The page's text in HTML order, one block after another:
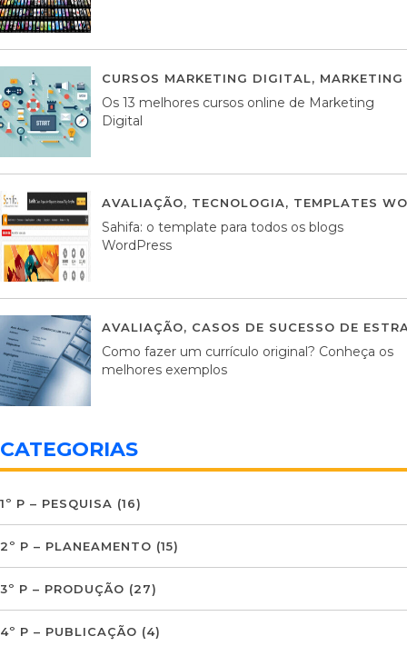
CURSOS MARKETING DIGITAL,
Os 13 melhores cursos online de Marketing
Digital
AVALIAÇÃO, TECNOLOGIA, TEMPLATES
Sahifa: o template para todos os blogs
WordPress
AVALIAÇÃO, CASOS DE SUCESSO DE
Como fazer um currículo original? Conheça os
melhores exemplos
CATEGORIAS
1º P – PESQUISA (16)
2º P – PLANEAMENTO (15)
3º P – PRODUÇÃO (27)
4º P – PUBLICAÇÃO (4)